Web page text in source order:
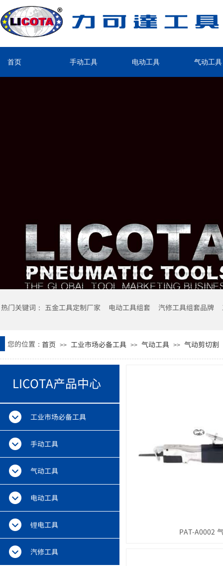
首页 手动工具 电动工具 气动工具
LICOTA产品中心
PAT-A0002
热门关键词： 五金工具定制厂家 电动工具组套 汽修工具组套品牌
首页 >> 工业市场必备工具 >> 气动工具 >> 气动剪切割
您的位置：
工业市场必备工具
手动工具
气动工具
电动工具
锂电工具
汽修工具